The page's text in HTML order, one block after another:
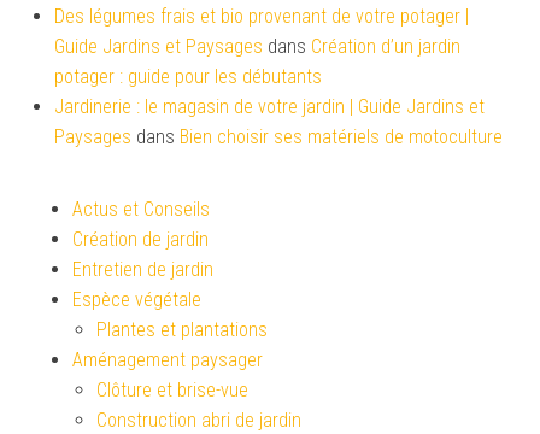
Des légumes frais et bio provenant de votre potager |
Guide Jardins et Paysages dans Création d’un jardin
potager : guide pour les débutants
Jardinerie : le magasin de votre jardin | Guide Jardins et
Paysages dans Bien choisir ses matériels de motoculture
Actus et Conseils
Création de jardin
Entretien de jardin
Espèce végétale
Plantes et plantations
Aménagement paysager
Clôture et brise-vue
Construction abri de jardin